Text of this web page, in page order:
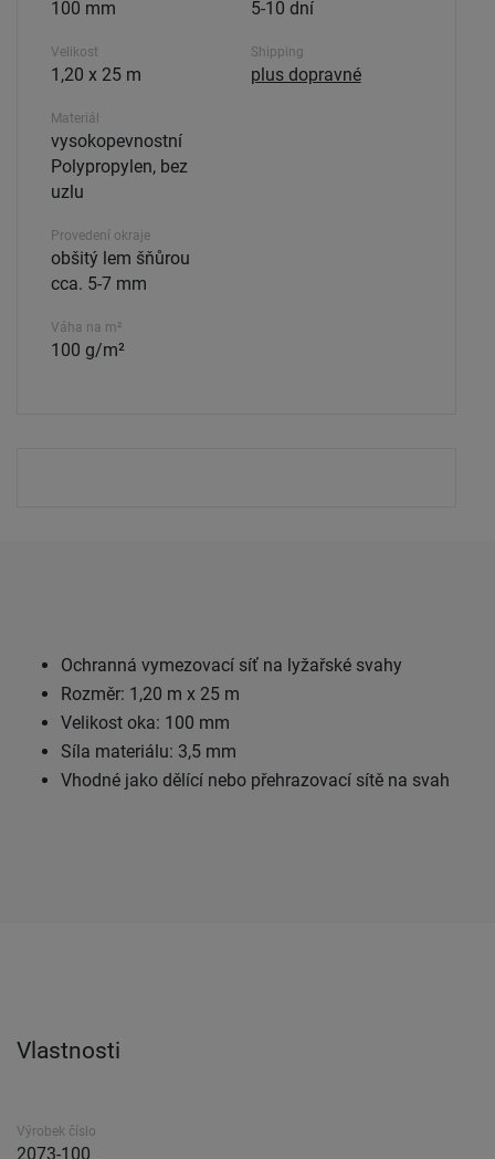
100 mm
Velikost
1,20 x 25 m
Materiál
vysokopevnostní
Polypropylen, bez
uzlu
Provedení okraje
obšitý lem šňůrou
cca. 5-7 mm
Váha na m²
100 g/m²
5-10 dní
Shipping
plus dopravné
Ochranná vymezovací síť na lyžařské svahy
Rozměr: 1,20 m x 25 m
Velikost oka: 100 mm
Síla materiálu: 3,5 mm
Vhodné jako dělící nebo přehrazovací sítě na svah
Vlastnosti
Výrobek číslo
2073-100